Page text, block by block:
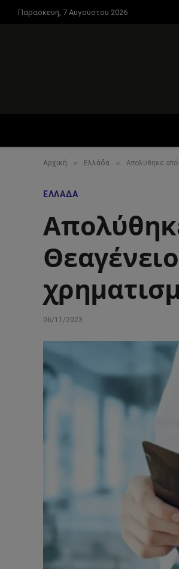
Παρασκευή, 7 Αυγούστου 2026
Αρχική » Ελλάδα » Απολύθηκε από
ΕΛΛΆΔΑ
06/11/2023